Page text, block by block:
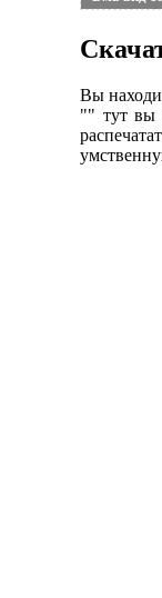
Вы
"" тут вы